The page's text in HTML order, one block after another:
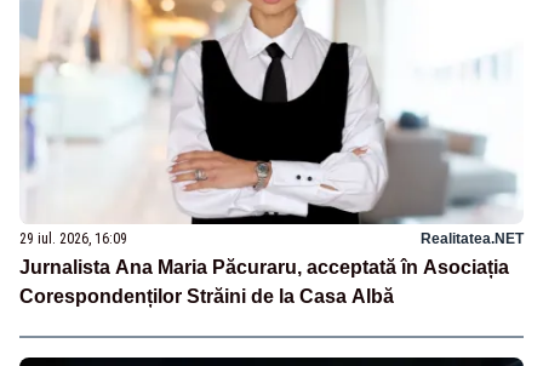
29 iul. 2026, 16:09 Realitatea.NET
Jurnalista Ana Maria Păcuraru, acceptată în Asociația
Corespondenților Străini de la Casa Albă